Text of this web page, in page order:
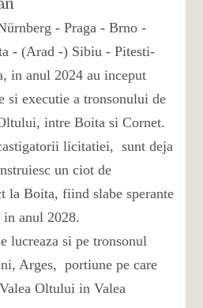
- Praga - Brno -
- (Arad -) Sibiu - Pitesti-
in anul 2024 au inceput
si executie a tronsonului de
intre Boita si Cornet.
licitatiei, sunt deja
un ciot de
la Boita, fiind slabe sperante
in anul 2028.
lucreaza si pe tronsonul
Arges, portiune pe care
Oltului in Valea